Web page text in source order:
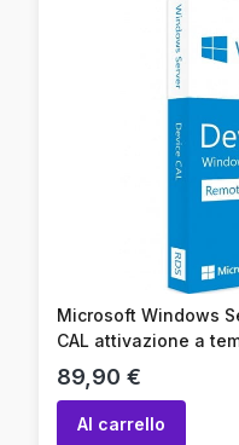
Microsoft Windows
CAL attivazione a
attivazione online /
Prezzo
89,90 €
Al carrello